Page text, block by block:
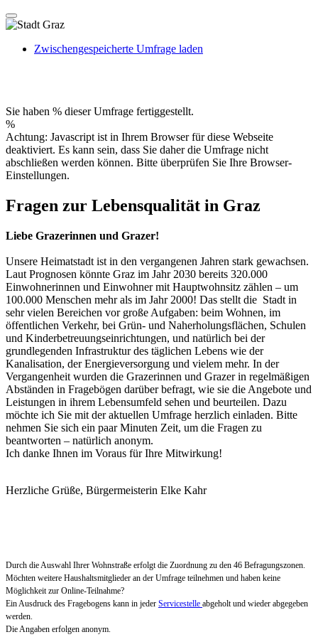
Zwischengespeicherte Umfrage laden
Sie haben % dieser Umfrage fertiggestellt.
%
Achtung: Javascript ist in Ihrem Browser für diese Webseite
deaktiviert. Es kann sein, dass Sie daher die Umfrage nicht
abschließen werden können. Bitte überprüfen Sie Ihre Browser-
Einstellungen.
Fragen zur Lebensqualität in Graz
Liebe Grazerinnen und Grazer!
Unsere Heimatstadt ist in den vergangenen Jahren stark gewachsen.
Laut Prognosen könnte Graz im Jahr 2030 bereits 320.000
Einwohnerinnen und Einwohner mit Hauptwohnsitz zählen – um
100.000 Menschen mehr als im Jahr 2000! Das stellt die Stadt in
sehr vielen Bereichen vor große Aufgaben: beim Wohnen, im
öffentlichen Verkehr, bei Grün- und Naherholungsflächen, Schulen
und Kinderbetreuungseinrichtungen, und natürlich bei der
grundlegenden Infrastruktur des täglichen Lebens wie der
Kanalisation, der Energieversorgung und vielem mehr. In der
Vergangenheit wurden die Grazerinnen und Grazer in regelmäßigen
Abständen in Fragebögen darüber befragt, wie sie die Angebote und
Leistungen in ihrem Lebensumfeld sehen und beurteilen. Dazu
möchte ich Sie mit der aktuellen Umfrage herzlich einladen. Bitte
nehmen Sie sich ein paar Minuten Zeit, um die Fragen zu
beantworten – natürlich anonym.
Ich danke Ihnen im Voraus für Ihre Mitwirkung!
Herzliche Grüße, Bürgermeisterin Elke Kahr
Durch die Auswahl Ihrer Wohnstraße erfolgt die Zuordnung zu den 46 Befragungszonen.
Möchten weitere Haushaltsmitglieder an der Umfrage teilnehmen und haben keine
Möglichkeit zur Online-Teilnahme?
Ein Ausdruck des Fragebogens kann in jeder Servicestelle abgeholt und wieder abgegeben
werden.
Die Angaben erfolgen anonym.